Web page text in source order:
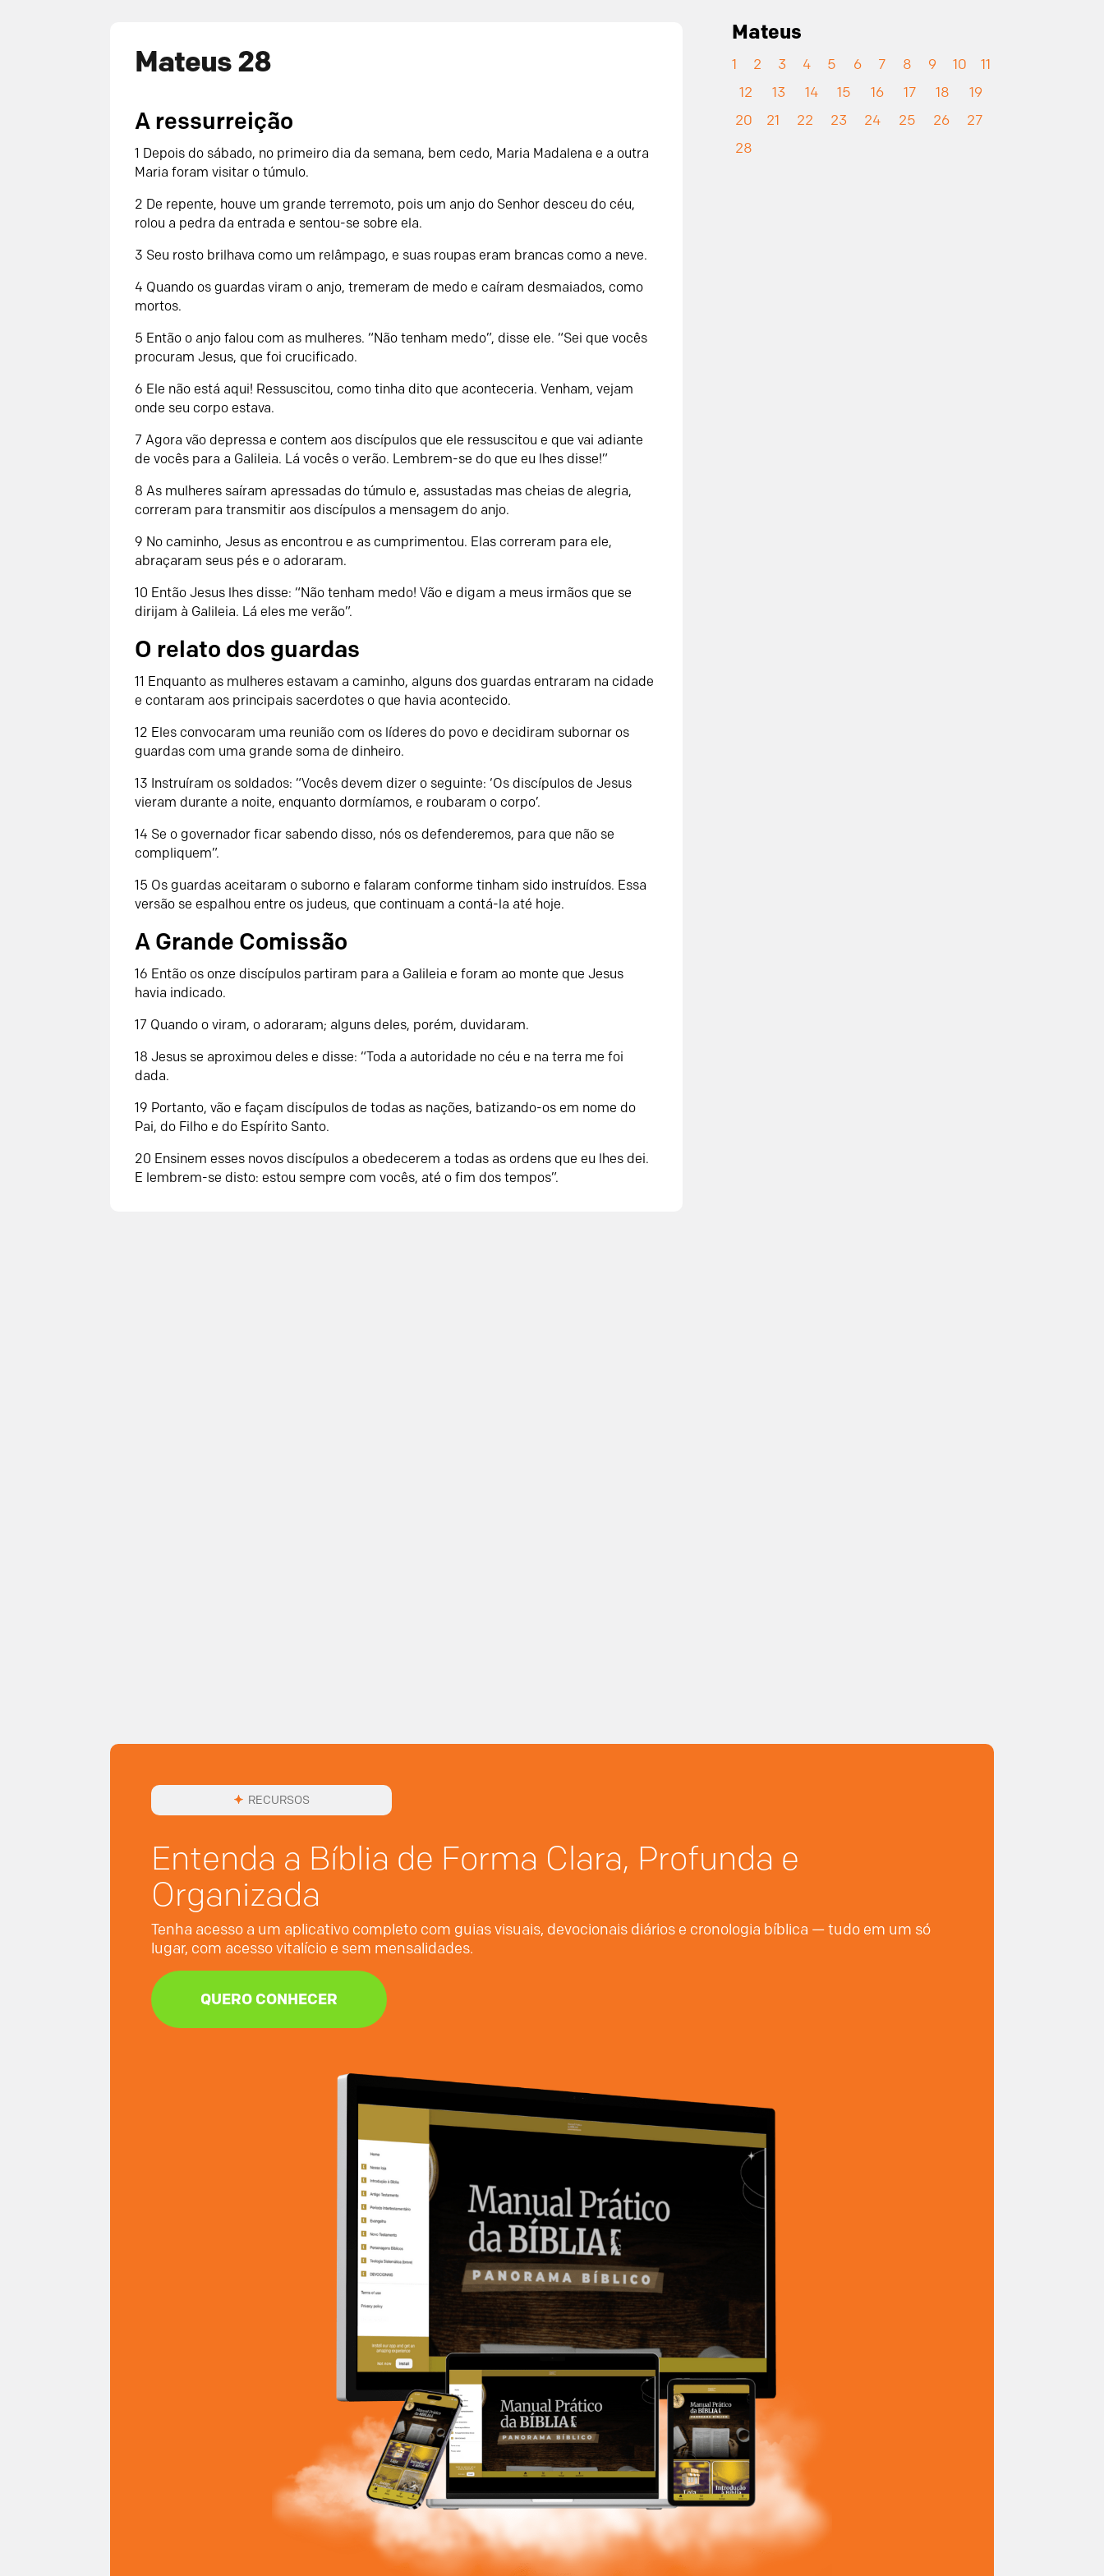
Mateus 28
A ressurreição
1 Depois do sábado, no primeiro dia da semana, bem cedo, Maria Madalena e a outra
Maria foram visitar o túmulo.
2 De repente, houve um grande terremoto, pois um anjo do Senhor desceu do céu,
rolou a pedra da entrada e sentou-se sobre ela.
3 Seu rosto brilhava como um relâmpago, e suas roupas eram brancas como a neve.
4 Quando os guardas viram o anjo, tremeram de medo e caíram desmaiados, como
mortos.
5 Então o anjo falou com as mulheres. “Não tenham medo”, disse ele. “Sei que vocês
procuram Jesus, que foi crucificado.
6 Ele não está aqui! Ressuscitou, como tinha dito que aconteceria. Venham, vejam
onde seu corpo estava.
7Agora vão depressa e contem aos discípulos que ele ressuscitou e que vai adiante
de vocês para a Galileia. Lá vocês o verão. Lembrem-se do que eu lhes disse!”
8As mulheres saíram apressadas do túmulo e, assustadas mas cheias de alegria,
correram para transmitir aos discípulos a mensagem do anjo.
9 No caminho, Jesus as encontrou e as cumprimentou. Elas correram para ele,
abraçaram seus pés e o adoraram.
10 Então Jesus lhes disse: “Não tenham medo! Vão e digam a meus irmãos que se
dirijam à Galileia. Lá eles me verão”.
O relato dos guardas
11 Enquanto as mulheres estavam a caminho, alguns dos guardas entraram na cidade
e contaram aos principais sacerdotes o que havia acontecido.
12 Eles convocaram uma reunião com os líderes do povo e decidiram subornar os
guardas com uma grande soma de dinheiro.
13 Instruíram os soldados: “Vocês devem dizer o seguinte: ‘Os discípulos de Jesus
vieram durante a noite, enquanto dormíamos, e roubaram o corpo’.
14 Se o governador ficar sabendo disso, nós os defenderemos, para que não se
compliquem”.
15 Os guardas aceitaram o suborno e falaram conforme tinham sido instruídos. Essa
versão se espalhou entre os judeus, que continuam a contá-la até hoje.
A Grande Comissão
16 Então os onze discípulos partiram para a Galileia e foram ao monte que Jesus
havia indicado.
17 Quando o viram, o adoraram; alguns deles, porém, duvidaram.
18Jesus se aproximou deles e disse: “Toda a autoridade no céu e na terra me foi
dada.
19 Portanto, vão e façam discípulos de todas as nações, batizando-os em nome do
Pai, do Filho e do Espírito Santo.
20 Ensinem esses novos discípulos a obedecerem a todas as ordens que eu lhes dei.
E lembrem-se disto: estou sempre com vocês, até o fim dos tempos”.
Mateus
1 2 3 4 5 6 7 8 9 10
11
12
13 14 15 16 17 18
19
20
21 22 23 24 25 26
27
28
RECURSOS
Entenda a Bíblia de Forma Clara, Profunda e
Organizada
Tenha acesso a um aplicativo completo com guias visuais, devocionais diários e cronologia bíblica — tudo em um só
lugar, com acesso vitalício e sem mensalidades.
QUERO CONHECER